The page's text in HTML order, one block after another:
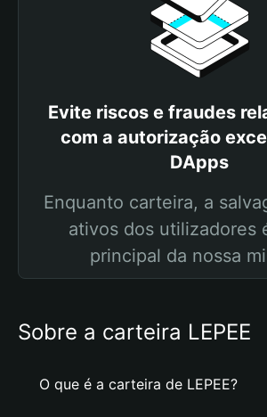
Evite riscos e fraudes
com a autorização
DApps
Enquanto carteira, a
ativos dos utilizadores
principal da nossa
Sobre a carteira LEPEE
O que é a carteira de LEPEE?